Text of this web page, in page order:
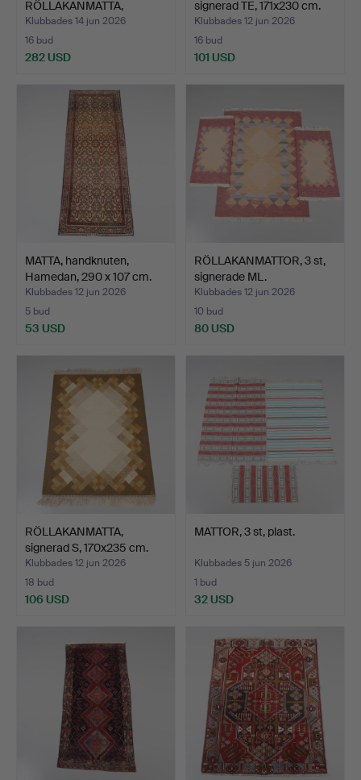
RÖLLAKANMATTA,
signerad, 2…
Klubbades 14 jun 2026
16 bud
282 USD
signerad TE, 171x230 cm.
Klubbades 12 jun 2026
16 bud
101 USD
MATTA, handknuten,
Hamedan, 290 x 107 cm.
Klubbades 12 jun 2026
5 bud
53 USD
RÖLLAKANMATTOR, 3 st,
signerade ML.
Klubbades 12 jun 2026
10 bud
80 USD
RÖLLAKANMATTA,
signerad S, 170x235 cm.
Klubbades 12 jun 2026
18 bud
106 USD
MATTOR, 3 st, plast.
Klubbades 5 jun 2026
1 bud
32 USD